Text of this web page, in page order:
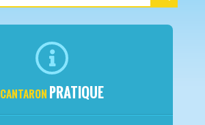
CANTARON PRATIQUE